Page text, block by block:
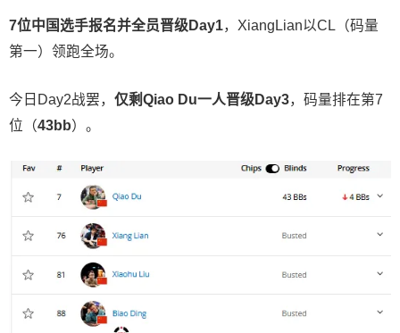
7位中国选手报名并全员晋级 Day1，XiangLian以CL（码量
第一）领跑全场。
今日Day2战罢， 仅剩Qiao Du一人晋级 Day3，码量排在第7
位（43bb）。